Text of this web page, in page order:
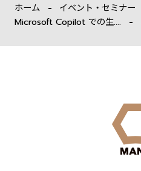
ホーム イベント・セミナー
Microsoft Copilot での生....